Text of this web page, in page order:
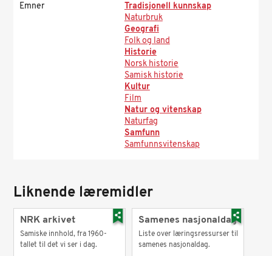
Emner
Tradisjonell kunnskap
Naturbruk
Geografi
Folk og land
Historie
Norsk historie
Samisk historie
Kultur
Film
Natur og vitenskap
Naturfag
Samfunn
Samfunnsvitenskap
Liknende læremidler
NRK arkivet
Samiske innhold, fra 1960-
tallet til det vi ser i dag.
Samenes nasjonaldag
Liste over læringsressurser til
samenes nasjonaldag.